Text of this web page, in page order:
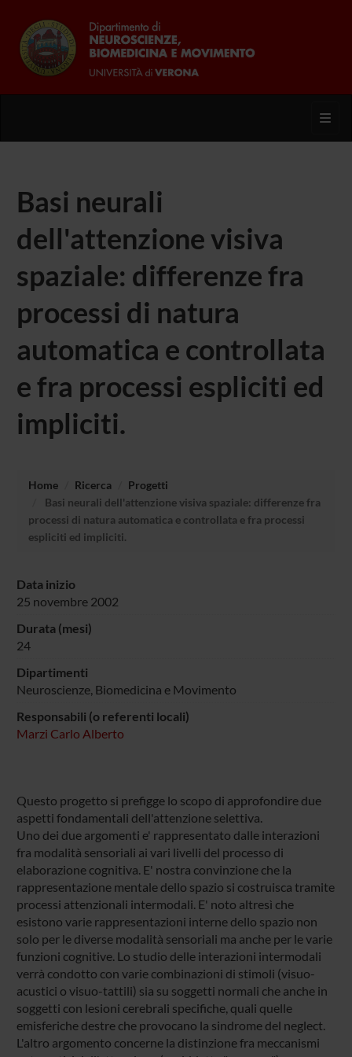
Basi neurali
dell'attenzione visiva
spaziale: differenze fra
processi di natura
automatica e controllata
e fra processi espliciti ed
impliciti.
Home Ricerca
Progetti
Basi neurali dell'attenzione visiva spaziale: differenze fra
processi di natura automatica e controllata e fra processi
espliciti ed impliciti.
Data inizio
25 novembre 2002
Durata (mesi)
24
Dipartimenti
Neuroscienze, Biomedicina e Movimento
Responsabili (o referenti locali)
Marzi Carlo Alberto
Questo progetto si prefigge lo scopo di approfondire due
aspetti fondamentali dell'attenzione selettiva.
Uno dei due argomenti e' rappresentato dalle interazioni
fra modalità sensoriali ai vari livelli del processo di
elaborazione cognitiva. E' nostra convinzione che la
rappresentazione mentale dello spazio si costruisca tramite
processi attenzionali intermodali. E' noto altresì che
esistono varie rappresentazioni interne dello spazio non
solo per le diverse modalità sensoriali ma anche per le varie
funzioni cognitive. Lo studio delle interazioni intermodali
verrà condotto con varie combinazioni di stimoli (visuo-
acustici o visuo-tattili) sia su soggetti normali che anche in
soggetti con lesioni cerebrali specifiche, quali quelle
emisferiche destre che provocano la sindrome del neglect.
L'altro argomento concerne la distinzione fra meccanismi